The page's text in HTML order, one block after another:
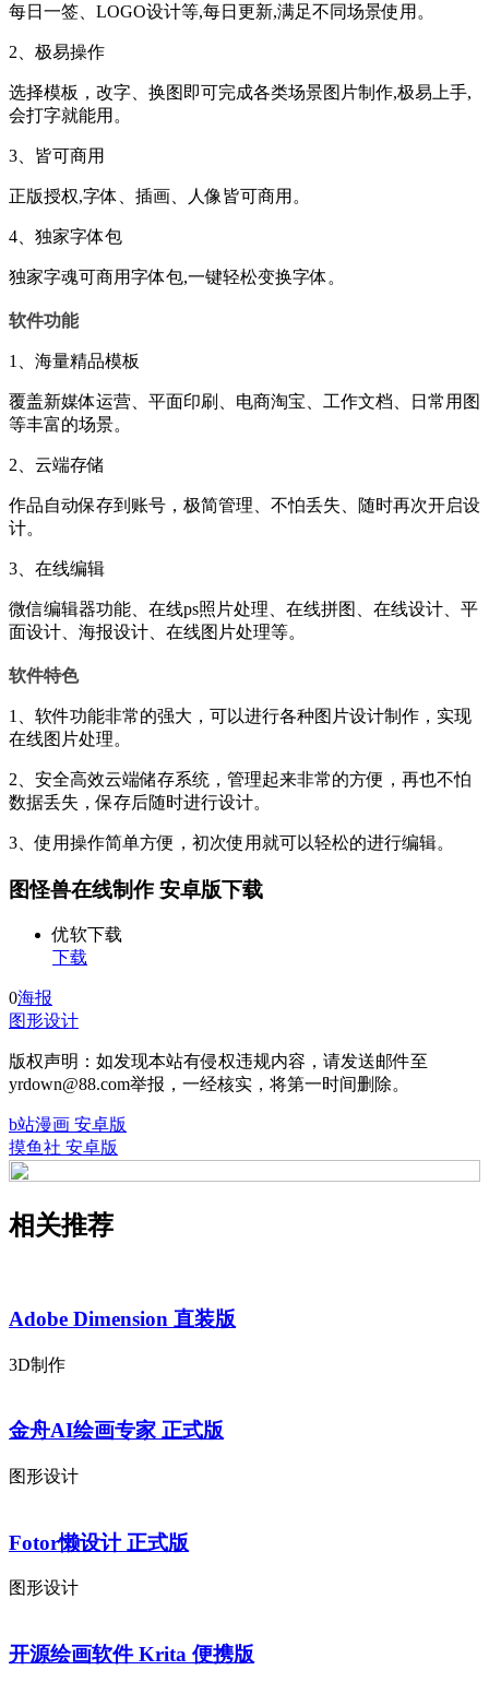
每日一签、LOGO设计等,每日更新,满足不同场景使用。
2、极易操作
选择模板，改字、换图即可完成各类场景图片制作,极易上手,
会打字就能用。
3、皆可商用
正版授权,字体、插画、人像皆可商用。
4、独家字体包
独家字魂可商用字体包,一键轻松变换字体。
软件功能
1、海量精品模板
覆盖新媒体运营、平面印刷、电商淘宝、工作文档、日常用图
等丰富的场景。
2、云端存储
作品自动保存到账号，极简管理、不怕丢失、随时再次开启设
计。
3、在线编辑
微信编辑器功能、在线ps照片处理、在线拼图、在线设计、平
面设计、海报设计、在线图片处理等。
软件特色
1、软件功能非常的强大，可以进行各种图片设计制作，实现
在线图片处理。
2、安全高效云端储存系统，管理起来非常的方便，再也不怕
数据丢失，保存后随时进行设计。
3、使用操作简单方便，初次使用就可以轻松的进行编辑。
图怪兽在线制作 安卓版下载
优软下载
下载
0海报
图形设计
版权声明：如发现本站有侵权违规内容，请发送邮件至
yrdown@88.com举报，一经核实，将第一时间删除。
b站漫画 安卓版
摸鱼社 安卓版
相关推荐
Adobe Dimension 直装版
3D制作
金舟AI绘画专家 正式版
图形设计
Fotor懒设计 正式版
图形设计
开源绘画软件 Krita 便携版